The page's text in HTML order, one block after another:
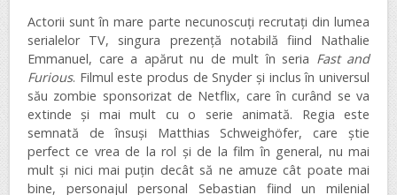
Actorii sunt în mare parte necunoscuți recrutați din lumea
serialelor TV, singura prezență notabilă fiind Nathalie
Emmanuel, care a apărut nu de mult în seria Fast and
Furious. Filmul este produs de Snyder și inclus în universul
său zombie sponsorizat de Netflix, care în curând se va
extinde și mai mult cu o serie animată. Regia este
semnată de însuși Matthias Schweighöfer, care știe
perfect ce vrea de la rol și de la film în general, nu mai
mult și nici mai puțin decât să ne amuze cât poate mai
bine, personajul personal Sebastian fiind un milenial